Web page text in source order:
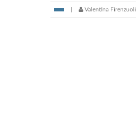
Valentina Firenzuoli